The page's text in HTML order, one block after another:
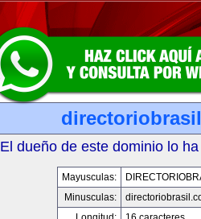
El dueño de este dominio lo
Mayusculas:
Minusculas: